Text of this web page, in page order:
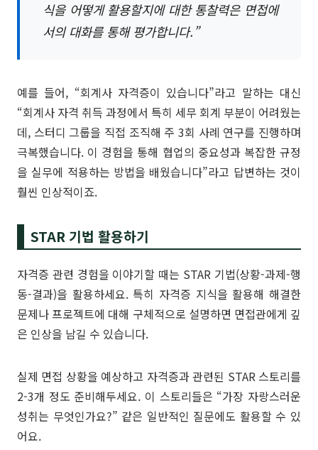
식을 어떻게 활용할지에 대한 통찰력은 면접에
서의 대화를 통해 평가합니다.”
예를 들어, “회계사 자격증이 있습니다”라고 말하는 대신
“회계사 자격 취득 과정에서 특히 세무 회계 부분이 어려웠는
데, 스터디 그룹을 직접 조직해 주 3회 사례 연구를 진행하며
극복했습니다. 이 경험을 통해 협업의 중요성과 복잡한 규정
을 실무에 적용하는 방법을 배웠습니다”라고 답변하는 것이
훨씬 인상적이죠.
STAR 기법 활용하기
자격증 관련 경험을 이야기할 때는 STAR 기법(상황-과제-행
동-결과)을 활용하세요. 특히 자격증 지식을 활용해 해결한
문제나 프로젝트에 대해 구체적으로 설명하면 면접관에게 깊
은 인상을 남길 수 있습니다.
실제 면접 상황을 예상하고 자격증과 관련된 STAR 스토리를
2-3개 정도 준비해두세요. 이 스토리들은 “가장 자랑스러운
성취는 무엇인가요?” 같은 일반적인 질문에도 활용할 수 있
어요.